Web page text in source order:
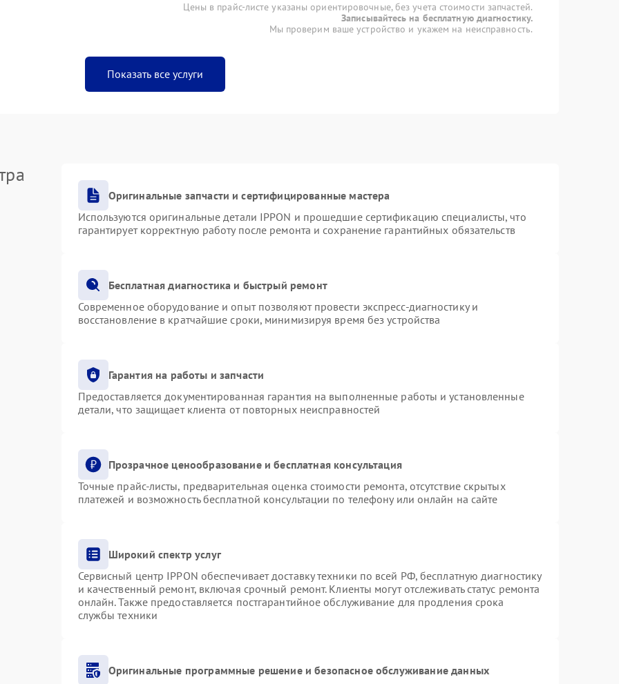
Цены в прайс-листе указаны ориентировочные, без учета стоимости запчастей.
Записывайтесь на бесплатную диагностику.
Мы проверим ваше устройство и укажем на неисправность.
Показать все услуги
Оригинальные запчасти и сертифицированные мастера
Используются оригинальные детали IPPON и прошедшие сертификацию специалисты, что
гарантирует корректную работу после ремонта и сохранение гарантийных обязательств
Бесплатная диагностика и быстрый ремонт
Современное оборудование и опыт позволяют провести экспресс-диагностику и
восстановление в кратчайшие сроки, минимизируя время без устройства
Гарантия на работы и запчасти
Предоставляется документированная гарантия на выполненные работы и установленные
детали, что защищает клиента от повторных неисправностей
Прозрачное ценообразование и бесплатная консультация
Точные прайс-листы, предварительная оценка стоимости ремонта, отсутствие скрытых
платежей и возможность бесплатной консультации по телефону или онлайн на сайте
Широкий спектр услуг
Сервисный центр IPPON обеспечивает доставку техники по всей РФ, бесплатную диагностику
и качественный ремонт, включая срочный ремонт. Клиенты могут отслеживать статус ремонта
онлайн. Также предоставляется постгарантийное обслуживание для продления срока
службы техники
Оригинальные программные решение и безопасное обслуживание данных